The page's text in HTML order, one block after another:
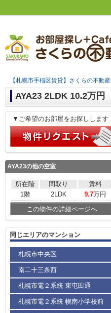
【札幌市手稲区賃貸】さくらの不動産
AYA23 2LDK 10.2万円
▼ご希望のお部屋をお探しします
AYA23の他の空室
所在階 間取り
賃料
1階
2LDK 9.7万円
この物件の詳細ページへ
同じエリアのマンション
札幌市中央区
南二十三条西
札幌市電２系統 東屯田通
札幌市電２系統 幌南小学校前